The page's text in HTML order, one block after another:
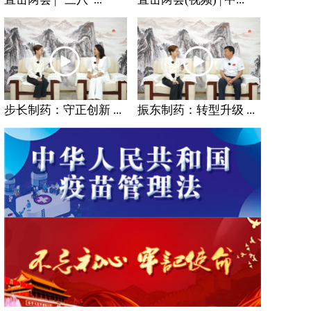
步长制药：守正创新 ... 振东制药：转型升级 ...